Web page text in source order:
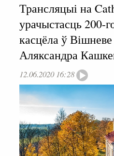
Трансляцыі на
урачыстасць 200-
касцёла ў Вішневе
Аляксандра
12.06.2020 16:28